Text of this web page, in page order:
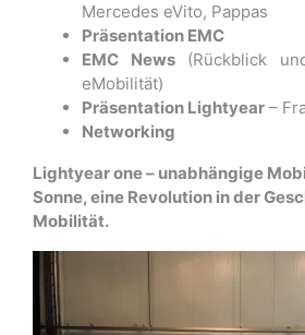
Mercedes eVito, Pappas
Präsentation EMC
EMC News (Rückblick
eMobilität)
Präsentation Lightyear –
Networking
Lightyear one – unabhängige
Sonne, eine Revolution in der
Mobilität.